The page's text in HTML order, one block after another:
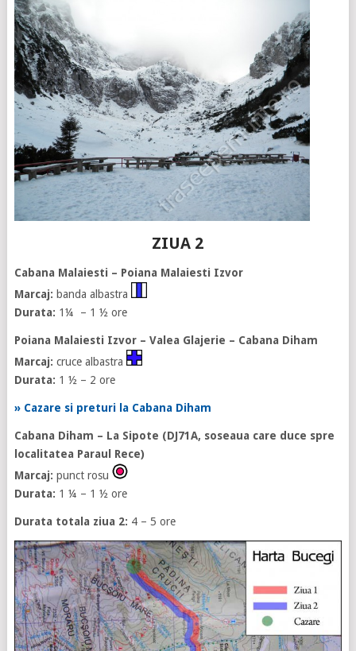
ZIUA 2
Cabana Malaiesti – Poiana Malaiesti Izvor
Marcaj: banda albastra
Durata: 1¼ – 1 ½ ore
Poiana Malaiesti Izvor – Valea Glajerie – Cabana Diham
Marcaj: cruce albastra
Durata: 1 ½ – 2 ore
» Cazare si preturi la Cabana Diham
Cabana Diham – La Sipote (DJ71A, soseaua care duce spre
localitatea Paraul Rece)
Marcaj: punct rosu
Durata: 1 ¼ – 1 ½ ore
Durata totala ziua 2: 4 – 5 ore